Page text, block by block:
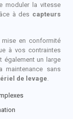
moduler la vitesse
à des capteurs
mise en conformité
à vos contraintes
également un large
sans
de levage